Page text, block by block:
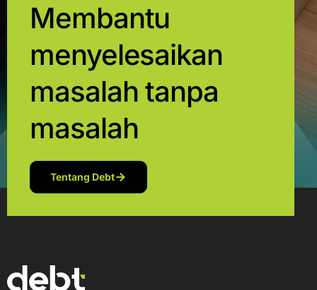
Membantu
menyelesaikan
masalah tanpa
masalah
Tentang Debt